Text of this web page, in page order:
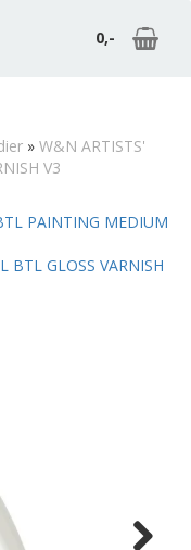
0,-
» W&N ARTISTS'
V3
PAINTING MEDIUM
GLOSS VARNISH